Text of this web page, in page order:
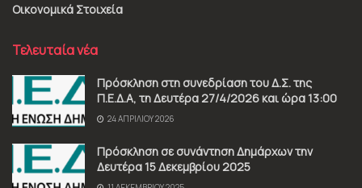
Οικονομικά Στοιχεία
Τελευταία νέα
Πρόσκληση στη συνεδρίαση του Δ.Σ. της
Π.Ε.Δ.Α, τη Δευτέρα 27/4/2026 και ώρα 13:00
24 ΑΠΡΙΛΊΟΥ 2026
Πρόσκληση σε συνάντηση Δημάρχων την
Δευτέρα 15 Δεκεμβρίου 2025